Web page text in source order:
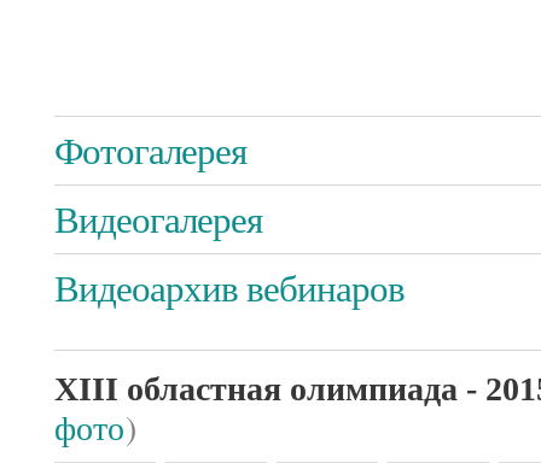
Фотогалерея
Видеогалерея
Видеоархив вебинаров
XIII областная олимпиада -
фото)